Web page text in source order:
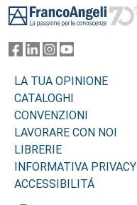
LA TUA OPINIONE
CATALOGHI
CONVENZIONI
LAVORARE CON NOI
LIBRERIE
INFORMATIVA PRIVACY
ACCESSIBILITÁ